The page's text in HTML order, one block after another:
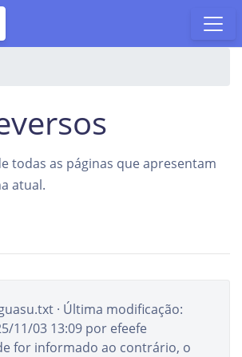
todas as páginas que apresentam
atual.
· Última modificação:
11/03 13:09por efeefe
for informado ao contrário, o